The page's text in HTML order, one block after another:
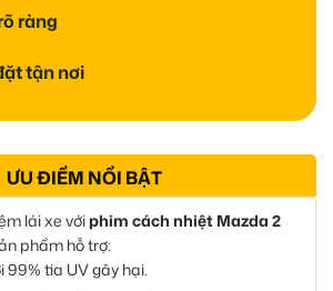
ràng
tận nơi
ƯU ĐIỂM NỔI BẬT
lái xe vớiphim cách nhiệt Mazda 2
phẩm hỗ trợ:
99% tia UV gây hại.